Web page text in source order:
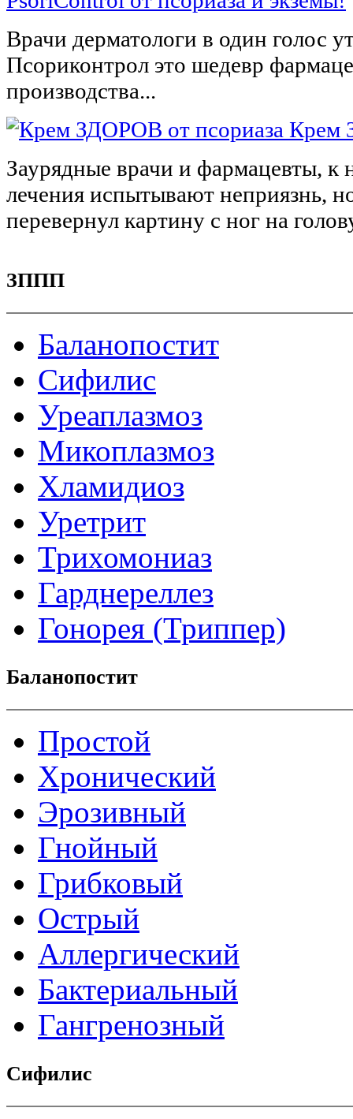
Врачи дерматологи в один голос
Псориконтрол это шедевр
производства...
Крем
Заурядные врачи и фармацевты, к
лечения испытывают неприязнь,
перевернул картину с ног на
ЗППП
Баланопостит
Сифилис
Уреаплазмоз
Микоплазмоз
Хламидиоз
Уретрит
Трихомониаз
Гарднереллез
Гонорея (Триппер)
Баланопостит
Простой
Хронический
Эрозивный
Гнойный
Грибковый
Острый
Аллергический
Бактериальный
Гангренозный
Сифилис